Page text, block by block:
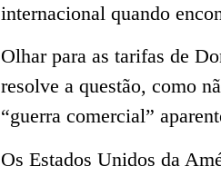
internacional quando
Olhar para as tarifas de
resolve a questão, como
“guerra comercial”
Os Estados Unidos da